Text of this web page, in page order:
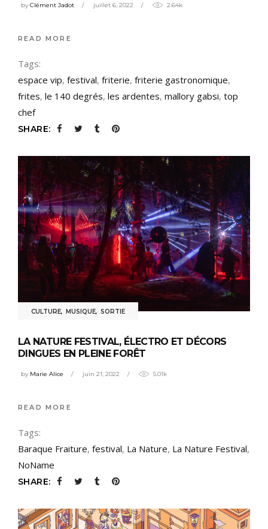
byClément Jadot juillet 6, 2022 2.64k
READ MORE
Tags:
espace vip, festival, friterie, friterie gastronomique,
frites, le 140 degrés, les ardentes, mallory gabsi, top
chef
SHARE:
CULTURE, MUSIQUE, SORTIE
LA NATURE FESTIVAL, ÉLECTRO ET DÉCORS
DINGUES EN PLEINE FORÊT
by Marie Alice juin 21, 2022 5.01k
READ MORE
Tags:
Baraque Fraiture, festival, La Nature, La Nature Festival,
NoName
SHARE: